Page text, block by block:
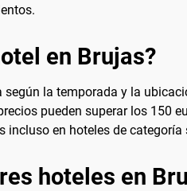
en Brujas?
la temporada y la
pueden superar los 150
en hoteles de categoría
hoteles en